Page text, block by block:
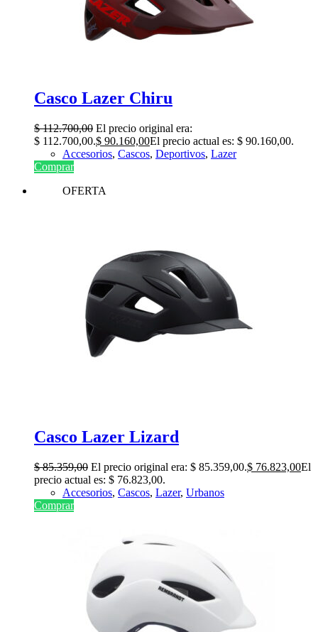
Casco Lazer Chiru
$112.700,00 El precio original era:
$ 112.700,00.$ 90.160,00El precio actual es: $ 90.160,00.
Accesorios, Cascos, Deportivos, Lazer
Comprar
OFERTA
Casco Lazer Lizard
$85.359,00 El precio original era: $ 85.359,00.$ 76.823,00El
precio actual es: $ 76.823,00.
Accesorios, Cascos, Lazer, Urbanos
Comprar